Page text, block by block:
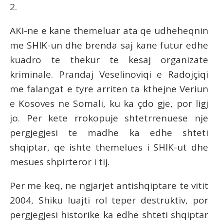
2.
AKI-ne e kane themeluar ata qe udheheqnin
me SHIK-un dhe brenda saj kane futur edhe
kuadro te thekur te kesaj organizate
kriminale. Prandaj Veselinoviqi e Radojçiqi
me falangat e tyre arriten ta kthejne Veriun
e Kosoves ne Somali, ku ka çdo gje, por ligj
jo. Per kete rrokopuje shtetrrenuese nje
pergjegjesi te madhe ka edhe shteti
shqiptar, qe ishte themelues i SHIK-ut dhe
mesues shpirteror i tij.
Per me keq, ne ngjarjet antishqiptare te vitit
2004, Shiku luajti rol teper destruktiv, por
pergjegjesi historike ka edhe shteti shqiptar